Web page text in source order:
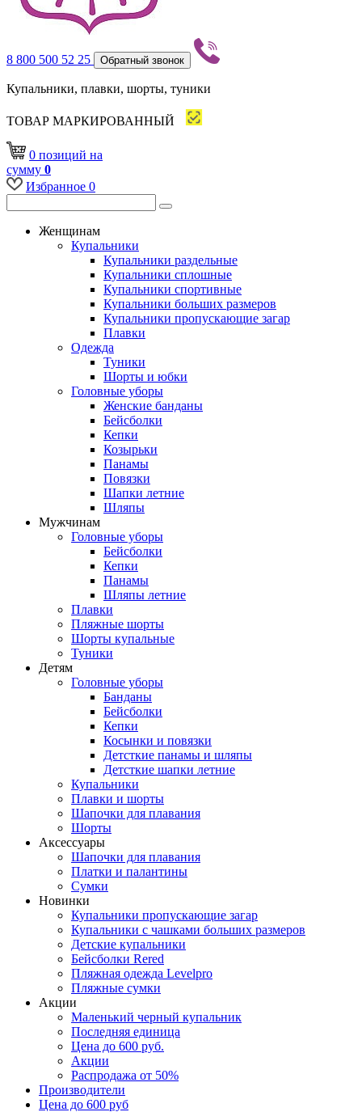
8 800 500 52 25 Обратный звонок
Купальники, плавки, шорты, туники
ТОВАР МАРКИРОВАННЫЙ
0 позиций на
сумму 0
Избранное 0
Женщинам
Купальники
Купальники раздельные
Купальники сплошные
Купальники спортивные
Купальники больших размеров
Купальники пропускающие загар
Плавки
Одежда
Туники
Шорты и юбки
Головные уборы
Женские банданы
Бейсболки
Кепки
Козырьки
Панамы
Повязки
Шапки летние
Шляпы
Мужчинам
Головные уборы
Бейсболки
Кепки
Панамы
Шляпы летние
Плавки
Пляжные шорты
Шорты купальные
Туники
Детям
Головные уборы
Банданы
Бейсболки
Кепки
Косынки и повязки
Детсткие панамы и шляпы
Детсткие шапки летние
Купальники
Плавки и шорты
Шапочки для плавания
Шорты
Аксессуары
Шапочки для плавания
Платки и палантины
Сумки
Новинки
Купальники пропускающие загар
Купальники с чашками больших размеров
Детские купальники
Бейсболки Rered
Пляжная одежда Levelpro
Пляжные сумки
Акции
Маленький черный купальник
Последняя единица
Цена до 600 руб.
Акции
Распродажа от 50%
Производители
Цена до 600 руб